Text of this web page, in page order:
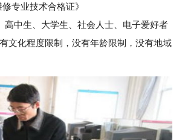
修专业技术合格证》
高中生、大学生、社会人士、电子爱好者
文化程度限制，没有年龄限制，没有地域